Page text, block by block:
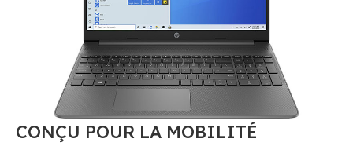
CONÇU POUR LA MOBILITÉ